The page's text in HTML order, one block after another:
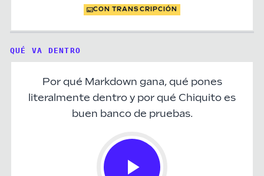
CON TRANSCRIPCIÓN
QUÉ VA DENTRO
Por qué Markdown gana, qué pones
literalmente dentro y por qué Chiquito es
buen banco de pruebas.